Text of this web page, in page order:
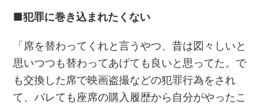
■犯罪に巻き込まれたくない
「席を替わってくれと言うやつ、昔は図々しいと
思いつつも替わってあげても良いと思ってた。で
も交換した席で映画盗撮などの犯罪行為をされ
て、バレても座席の購入履歴から自分がやったこ